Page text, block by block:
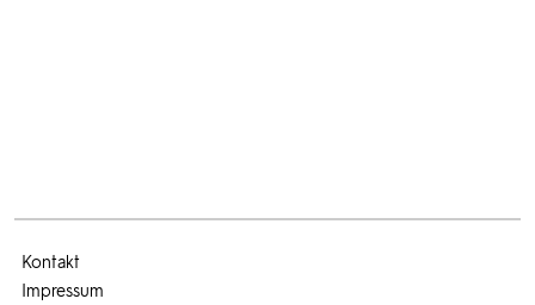
Kontakt
Impressum